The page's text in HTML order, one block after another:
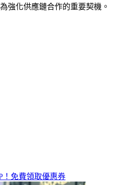
強化供應鏈合作的重要契機。
！免費領取優惠券